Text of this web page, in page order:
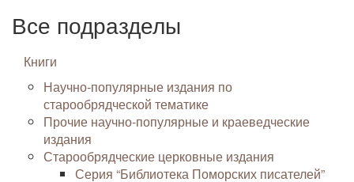
Все подразделы
Книги
Научно-популярные издания по
старообрядческой тематике
Прочие научно-популярные и краеведческие
издания
Старообрядческие церковные издания
Серия “Библиотека Поморских писателей”